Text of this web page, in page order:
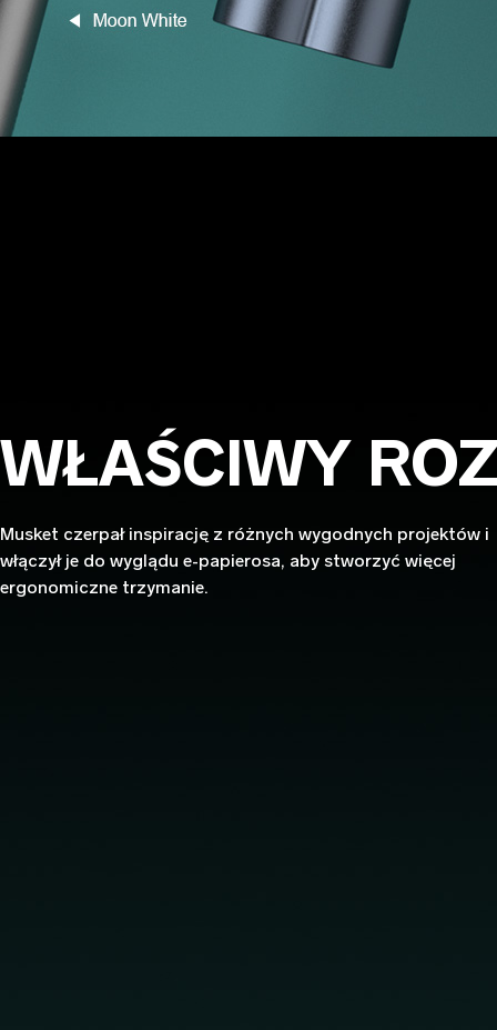
WŁAŚCIWY
Musket czerpał inspirację z różnych wygodnych projektów i
włączył je do wyglądu e-papierosa, aby stworzyć więcej
ergonomiczne trzymanie.